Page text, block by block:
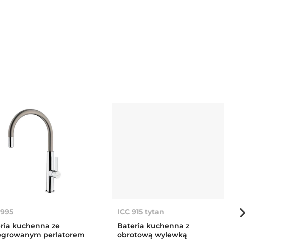
kuchenna ze
perlatorem
ICC 915 tytan
Bateria kuchenna z
obrotową wylewką